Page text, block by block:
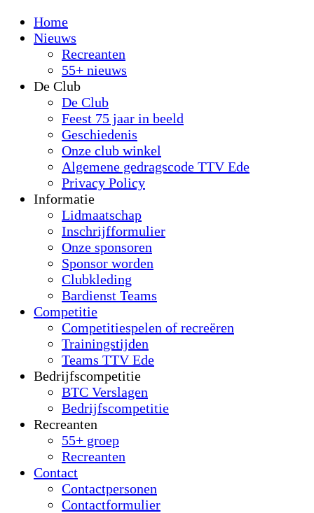
Home
Nieuws
Recreanten
55+ nieuws
De Club
De Club
Feest 75 jaar in beeld
Geschiedenis
Onze club winkel
Algemene gedragscode TTV Ede
Privacy Policy
Informatie
Lidmaatschap
Inschrijfformulier
Onze sponsoren
Sponsor worden
Clubkleding
Bardienst Teams
Competitie
Competitiespelen of recreëren
Trainingstijden
Teams TTV Ede
Bedrijfscompetitie
BTC Verslagen
Bedrijfscompetitie
Recreanten
55+ groep
Recreanten
Contact
Contactpersonen
Contactformulier